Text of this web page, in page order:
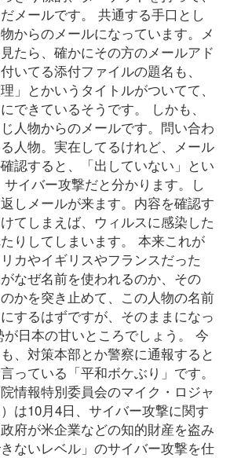
メールです。 共通する手口とし
からのメールになっています。メ
たら、確かにその方のメールアド
いてる添付ファイルの題名も、
」とかいうタイトルがついてて、
できているそうです。 しかも、
人物からのメールです。問い合わ
人物。実在してるけれど、メール
認すると、「出していない」とい
イバー攻撃だと分かります。し
しメールが来ます。内容を確認す
てしまえば、ウィルスに感染した
りしてしまいます。 本来これが
カやイギリスやフランスだった
なぜ名前を使われるのか、その
かを突き止めて、この人物の名前
するはずですが、そのままになっ
日本の甘いところでしょう。 今
、対策本部とか警察に通報すると
っている「平和ボケぶり」です。
情報特別委員会のマイク・ロジャ
は10月4日、サイバー攻撃に関す
府が米企業などの知的財産を盗み
ないレベル」のサイバー攻撃を仕